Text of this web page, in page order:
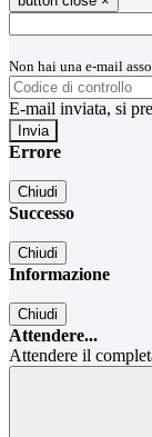
Non hai una e-mail
E-mail inviata, si
Errore
Chiudi
Successo
Chiudi
Informazione
Chiudi
Attendere...
Attendere il